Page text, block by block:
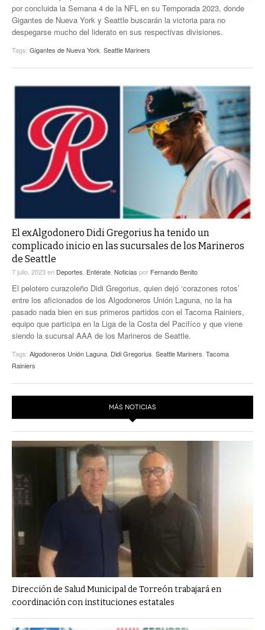
por concluida la Semana 4 de la NFL en su Temporada 2023, donde
Gigantes de Nueva York y Seattle buscarán la victoria para no
despegarse mucho del liderato en sus respectivas divisiones.
Tags: Gigantes de Nueva York Seattle Mariners
El exAlgodonero Didi Gregorius ha tenido un
complicado inicio en las sucursales de los Marineros
de Seattle
7 julio, 2023en Deportes Entérate Noticias por Fernando Benito
El pelotero curazoleño Didi Gregorius, quien dejó ‘corazones rotos’
entre los aficionados de los Algodoneros Unión Laguna, no la ha
pasado nada bien en sus primeros partidos con el Tacoma Rainiers,
equipo que participa en la Liga de la Costa del Pacifíco y que viene
siendo la sucursal AAA de los Marineros de Seattle.
Tags: Algodoneros Unión Laguna Didi Gregorius Seattle Mariners Tacoma
Rainiers
MÁS NOTICIAS
Dirección de Salud Municipal de Torreón trabajará en
coordinación con instituciones estatales